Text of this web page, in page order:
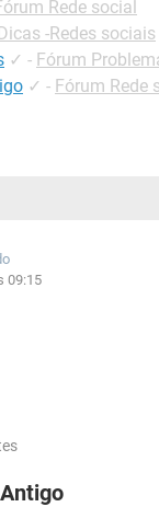
Rede social
-Redes sociais
✓ - Fórum
✓ - Fórum Rede
09:15